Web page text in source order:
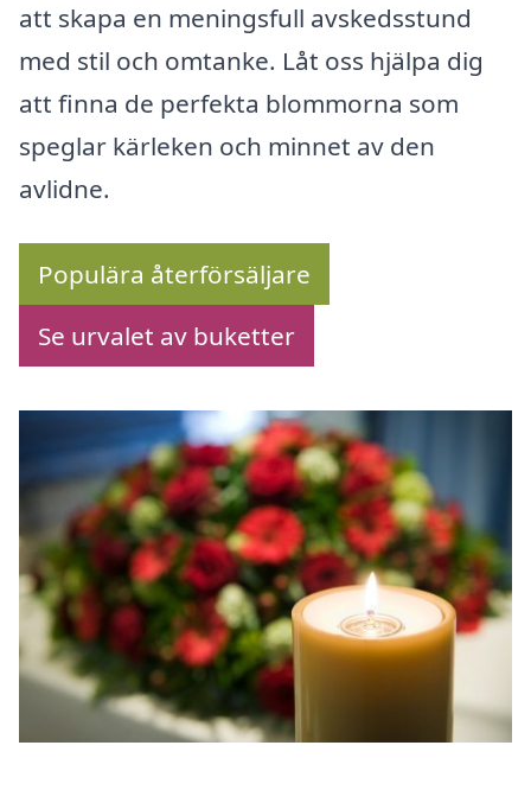
att skapa en meningsfull avskedsstund
med stil och omtanke. Låt oss hjälpa dig
att finna de perfekta blommorna som
speglar kärleken och minnet av den
avlidne.
Populära återförsäljare
Se urvalet av buketter